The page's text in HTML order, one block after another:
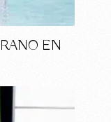
EN